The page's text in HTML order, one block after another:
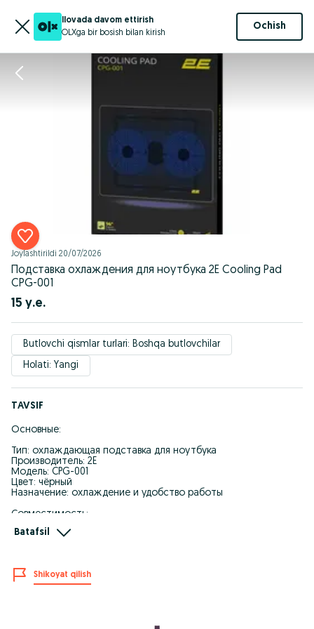
Ilovada davom ettirish
OLXga bir bosish bilan kirish
Ochish
Joylashtirildi 20/07/2026
Подставка охлаждения для ноутбука 2E Cooling Pad
CPG-001
15 у.е.
Butlovchi qismlar turlari: Boshqa butlovchilar
Holati: Yangi
TAVSIF
Основные:
Тип: охлаждающая подставка для ноутбука
Производитель: 2E
Модель: CPG-001
Цвет: чёрный
Назначение: охлаждение и удобство работы
Совместимость:
Подходит для ноутбуков с диагональю до 15.6" (в некоторых
Охлаждение:
Количество вентиляторов: 1
Batafsil
Shikoyat qilish